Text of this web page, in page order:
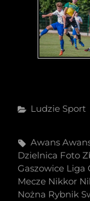
Categories
Ludzie Sport
Tags,
Awans
Dzielnica Foto
Gaszowice Liga
Mecze Nikkor
Nożna Rybnik